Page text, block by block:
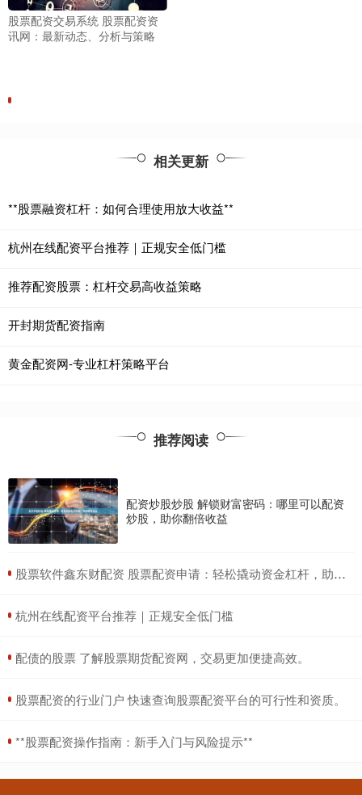
股票配资交易系统 股票配资资
讯网：最新动态、分析与策略
相关更新
**股票融资杠杆：如何合理使用放大收益**
杭州在线配资平台推荐｜正规安全低门槛
推荐配资股票：杠杆交易高收益策略
开封期货配资指南
黄金配资网-专业杠杆策略平台
推荐阅读
配资炒股炒股 解锁财富密码：哪里可以配资
炒股，助你翻倍收益
​股票软件鑫东财配资 股票配资申请：轻松撬动资金杠杆，助力投资获利
​杭州在线配资平台推荐｜正规安全低门槛
​配债的股票 了解股票期货配资网，交易更加便捷高效。
​股票配资的行业门户 快速查询股票配资平台的可行性和资质。
​**股票配资操作指南：新手入门与风险提示**